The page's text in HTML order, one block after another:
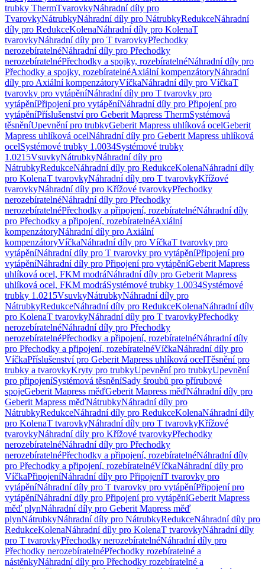
trubky ThermTvarovkyNáhradní díly pro
TvarovkyNátrubkyNáhradní díly pro NátrubkyRedukceNáhradní
díly pro RedukceKolenaNáhradní díly pro KolenaT
tvarovkyNáhradní díly pro T tvarovkyPřechodky
nerozebíratelnéNáhradní díly pro Přechodky
nerozebíratelnéPřechodky a spojky, rozebíratelnéNáhradní díly pro
Přechodky a spojky, rozebíratelnéAxiální kompenzátoryNáhradní
díly pro Axiální kompenzátoryVíčkaNáhradní díly pro VíčkaT
tvarovky pro vytápěníNáhradní díly pro T tvarovky pro
vytápěníPřipojení pro vytápěníNáhradní díly pro Připojení pro
vytápěníPříslušenství pro Geberit Mapress ThermSystémová
těsněníUpevnění pro trubkyGeberit Mapress uhlíková ocelGeberit
Mapress uhlíková ocelNáhradní díly pro Geberit Mapress uhlíková
ocelSystémové trubky 1.0034Systémové trubky
1.0215VsuvkyNátrubkyNáhradní díly pro
NátrubkyRedukceNáhradní díly pro RedukceKolenaNáhradní díly
pro KolenaT tvarovkyNáhradní díly pro T tvarovkyKřížové
tvarovkyNáhradní díly pro Křížové tvarovkyPřechodky
nerozebíratelnéNáhradní díly pro Přechodky
nerozebíratelnéPřechodky a připojení, rozebíratelnéNáhradní díly
pro Přechodky a připojení, rozebíratelnéAxiální
kompenzátoryNáhradní díly pro Axiální
kompenzátoryVíčkaNáhradní díly pro VíčkaT tvarovky pro
vytápěníNáhradní díly pro T tvarovky pro vytápěníPřipojení pro
vytápěníNáhradní díly pro Připojení pro vytápěníGeberit Mapress
uhlíková ocel, FKM modráNáhradní díly pro Geberit Mapress
uhlíková ocel, FKM modráSystémové trubky 1.0034Systémové
trubky 1.0215VsuvkyNátrubkyNáhradní díly pro
NátrubkyRedukceNáhradní díly pro RedukceKolenaNáhradní díly
pro KolenaT tvarovkyNáhradní díly pro T tvarovkyPřechodky
nerozebíratelnéNáhradní díly pro Přechodky
nerozebíratelnéPřechodky a připojení, rozebíratelnéNáhradní díly
pro Přechodky a připojení, rozebíratelnéVíčkaNáhradní díly pro
VíčkaPříslušenství pro Geberit Mapress uhlíková ocelTěsnění pro
trubky a tvarovkyKryty pro trubkyUpevnění pro trubkyUpevnění
pro připojeníSystémová těsněníSady šroubů pro přírubové
spojeGeberit Mapress měďGeberit Mapress měďNáhradní díly pro
Geberit Mapress měďNátrubkyNáhradní díly pro
NátrubkyRedukceNáhradní díly pro RedukceKolenaNáhradní díly
pro KolenaT tvarovkyNáhradní díly pro T tvarovkyKřížové
tvarovkyNáhradní díly pro Křížové tvarovkyPřechodky
nerozebíratelnéNáhradní díly pro Přechodky
nerozebíratelnéPřechodky a připojení, rozebíratelnéNáhradní díly
pro Přechodky a připojení, rozebíratelnéVíčkaNáhradní díly pro
VíčkaPřipojeníNáhradní díly pro PřipojeníT tvarovky pro
vytápěníNáhradní díly pro T tvarovky pro vytápěníPřipojení pro
vytápěníNáhradní díly pro Připojení pro vytápěníGeberit Mapress
měď plynNáhradní díly pro Geberit Mapress měď
plynNátrubkyNáhradní díly pro NátrubkyRedukceNáhradní díly pro
RedukceKolenaNáhradní díly pro KolenaT tvarovkyNáhradní díly
pro T tvarovkyPřechodky nerozebíratelnéNáhradní díly pro
Přechodky nerozebíratelnéPřechodky rozebíratelné a
nástěnkyNáhradní díly pro Přechodky rozebíratelné a